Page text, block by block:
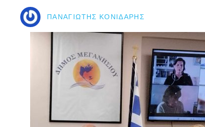
ΠΑΝΑΓΙΏΤΗΣ ΚΟΝΙΔΆΡΗΣ